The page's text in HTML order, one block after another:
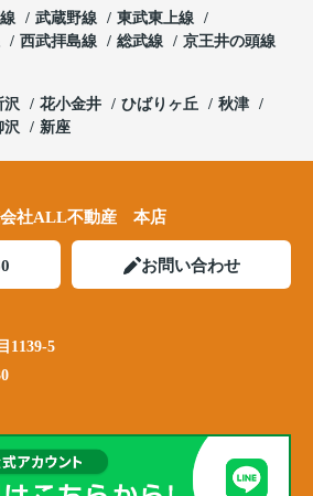
武蔵野線
東武東上線
西武拝島線 総武線 京王井の頭線
沢 花小金井 ひばりヶ丘
秋津
沢 新座
社ALL不動産 本店
お問い合わせ
1139-5